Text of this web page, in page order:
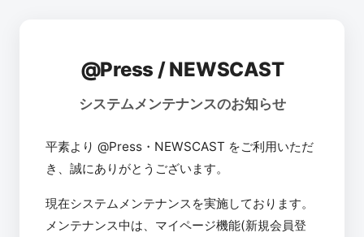
@Press / NEWSCAST
システムメンテナンスのお知らせ
平素より @Press・NEWSCAST をご利用いただ
き、誠にありがとうございます。
現在システムメンテナンスを実施しております。
メンテナンス中は、マイページ機能(新規会員登